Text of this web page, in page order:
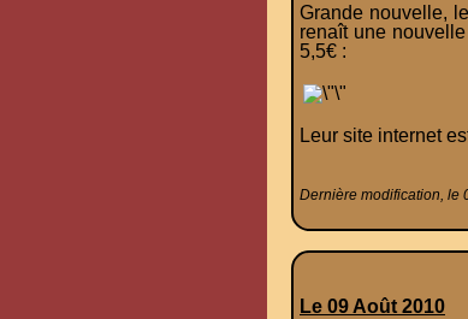
Grande nouvelle,
renaît une
5,5€ :
Leur site internet
Dernière modification, le
Le 09 Août 2010